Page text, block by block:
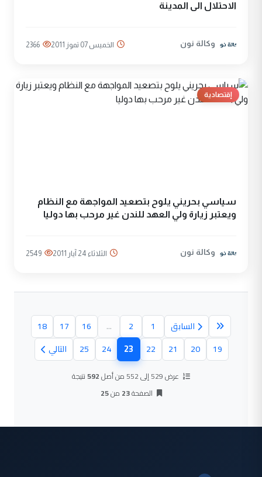
الاحتلال الى المدينة
وكالة نون الخميس 07 تموز 2011 2366
إقتصادية
سياسي بحريني يلوح بتصعيد المواجهة مع النظام
ويعتبر زيارة ولي العهد للندن غير مرحب بها دوليا
وكالة نون الثلاثاء 24 آيار 2011 2549
السابق 1
2
...
16
17
18
19
20
21
22
23(الصفحة الحالية)
24
25 التالي
عرض 529 إلى 552 من أصل 592نتيجة
الصفحة23 من25